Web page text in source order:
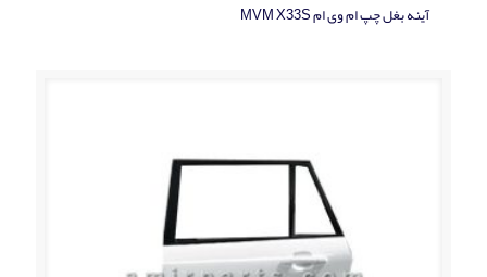
آینه بغل چپ ام وی ام MVM X33S